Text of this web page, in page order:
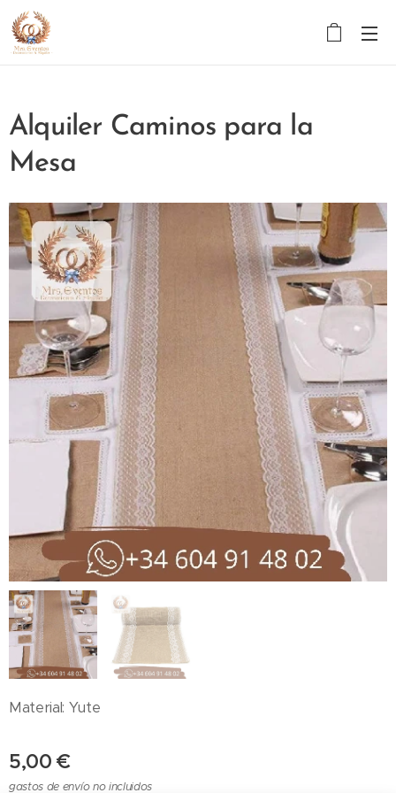
Alquiler Caminos para la
Mesa
Material: Yute
5,00 €
gastos de envío no incluidos